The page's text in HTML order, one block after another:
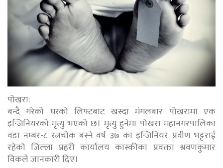
पोखरा:
बन्दै गरेको घरको लिफ्टबाट खस्दा मंगलबार पोखरामा एक
इन्जिनियरको मृत्यु भएको छ। मृत्यु हुनेमा पोखरा महानगरपालिका
वडा नम्बर-८ रत्नचोक बस्ने वर्ष ३७ का इन्जिनियर प्रवीण भट्टराई
रहेको जिल्ला प्रहरी कार्यालय कास्कीका प्रवक्ता श्रवणकुमार
विकले जानकारी दिए।